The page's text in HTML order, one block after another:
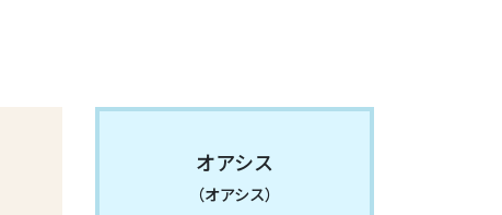
オアシス
（オアシス）